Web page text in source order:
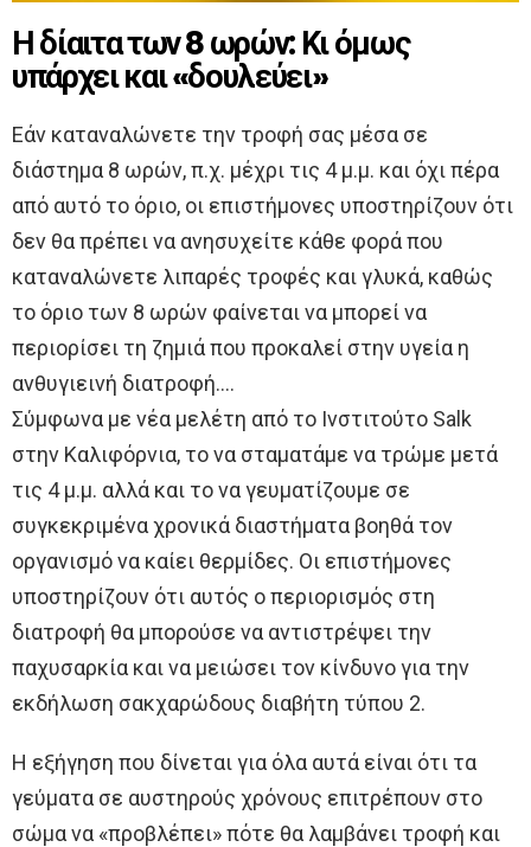
Η δίαιτα των 8 ωρών: Κι όμως
υπάρχει και «δουλεύει»
Εάν καταναλώνετε την τροφή σας μέσα σε
διάστημα 8 ωρών, π.χ. μέχρι τις 4 μ.μ. και όχι πέρα
από αυτό το όριο, οι επιστήμονες υποστηρίζουν ότι
δεν θα πρέπει να ανησυχείτε κάθε φορά που
καταναλώνετε λιπαρές τροφές και γλυκά, καθώς
το όριο των 8 ωρών φαίνεται να μπορεί να
περιορίσει τη ζημιά που προκαλεί στην υγεία η
ανθυγιεινή διατροφή….
Σύμφωνα με νέα μελέτη από το Ινστιτούτο Salk
στην Καλιφόρνια, το να σταματάμε να τρώμε μετά
τις 4 μ.μ. αλλά και το να γευματίζουμε σε
συγκεκριμένα χρονικά διαστήματα βοηθά τον
οργανισμό να καίει θερμίδες. Οι επιστήμονες
υποστηρίζουν ότι αυτός ο περιορισμός στη
διατροφή θα μπορούσε να αντιστρέψει την
παχυσαρκία και να μειώσει τον κίνδυνο για την
εκδήλωση σακχαρώδους διαβήτη τύπου 2.
Η εξήγηση που δίνεται για όλα αυτά είναι ότι τα
γεύματα σε αυστηρούς χρόνους επιτρέπουν στο
σώμα να «προβλέπει» πότε θα λαμβάνει τροφή και